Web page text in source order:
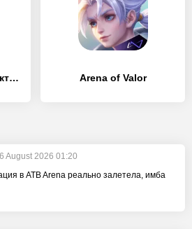
Tactical Monsters (Тактические Монстры) Arena of Valor
6 August 2026 01:20
в ATB Arena реально залетела, имба